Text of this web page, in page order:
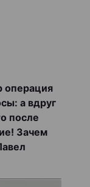
операция
а вдруг
после
Зачем